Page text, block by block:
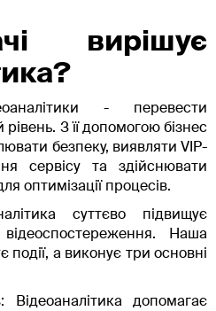
вирішує
- перевести
З її допомогою бізнес
безпеку, виявляти VIP-
сервісу та здійснювати
оптимізації процесів.
суттєво підвищує
Наша
події, а виконує три основні
Відеоаналітика допомагає